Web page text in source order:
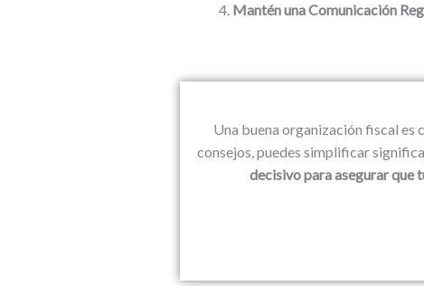
Mantén una Comunicación
Una buena organización fiscal es
consejos, puedes simplificar
decisivo para asegurar que